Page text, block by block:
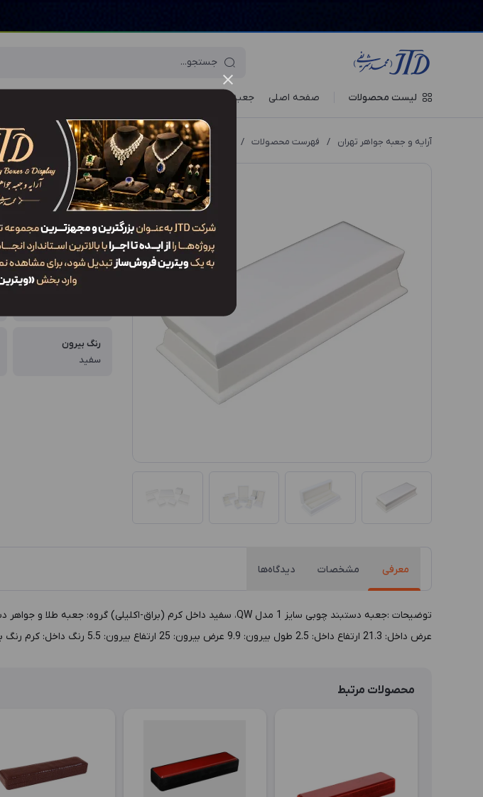
لیست محصولات صفحه اصلی جعبه‌ ها
آرایه و جعبه جواهر تهران / فهرست محصولات / جعبه دستبند DO1 QWW3
جعبه دستبند DO1 QWW3
ویژگی‌ها
کد محصول
رنگ بیرون
سفید
معرفی مشخصات دیدگاه‌ها
عرض داخل: 21.3 ارتفاع داخل: 2.5 طول بيرون: 9.9 عرض بيرون: 25 ارتفاع بيرون: 5.5 رنگ داخل: کرم رنگ بيرون: سفید پوشش داخل: پارچه مخمل/ حوله ایی پوشش بيرون: چوب MDF رنگی جنس بدنه: چوب
محصولات مرتبط